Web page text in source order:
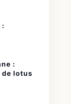
:
:
de lotus